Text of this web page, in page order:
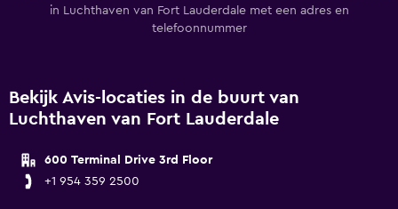
in Luchthaven van Fort Lauderdale met een adres en
telefoonnummer
Bekijk Avis-locaties in de buurt van
Luchthaven van Fort Lauderdale
600 Terminal Drive 3rd Floor
+1 954 359 2500